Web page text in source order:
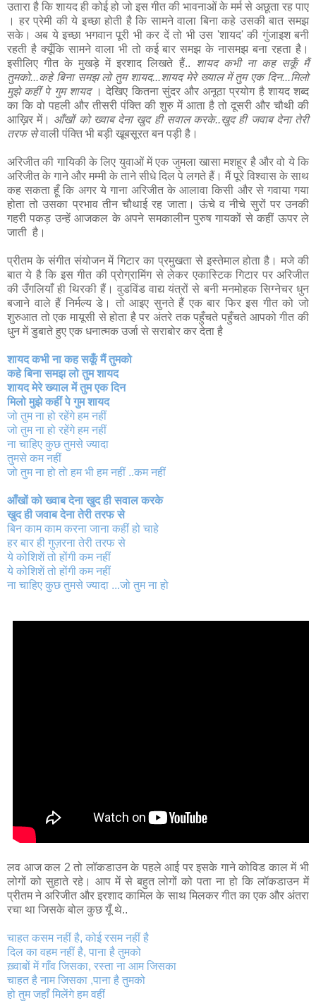
उतारा है कि शायद ही कोई हो जो इस गीत की भावनाओं के मर्म से अछूता रह पाए
। हर प्रेमी की ये इच्छा होती है कि सामने वाला बिना कहे उसकी बात समझ
सके। अब ये इच्छा भगवान पूरी भी कर दें तो भी उस 'शायद' की गुंजाइश बनी
रहती है क्यूँकि सामने वाला भी तो कई बार समझ के नासमझ बना रहता है।
इसीलिए गीत के मुखड़े में इरशाद लिखते हैं.. शायद कभी ना कह सकूँ मैं
तुमको...कहे बिना समझ लो तुम शायद...शायद मेरे ख्याल में तुम एक दिन...मिलो
मुझे कहीं पे गुम शायद। देखिए कितना सुंदर और अनूठा प्रयोग है शायद शब्द
का कि वो पहली और तीसरी पंक्ति की शुरु में आता है तो दूसरी और चौथी की
आख़िर में। आँखों को ख्वाब देना खुद ही सवाल करके..खुद ही जवाब देना तेरी
तरफ सेवाली पंक्ति भी बड़ी खूबसूरत बन पड़ी है।
अरिजीत की गायिकी के लिए युवाओं में एक जुमला खासा मशहूर है और वो ये कि
अरिजीत के गाने और मम्मी के ताने सीधे दिल पे लगते हैं। मैं पूरे विश्वास के साथ
कह सकता हूँ कि अगर ये गाना अरिजीत के आलावा किसी और से गवाया गया
होता तो उसका प्रभाव तीन चौथाई रह जाता। ऊंचे व नीचे सुरों पर उनकी
गहरी पकड़ उन्हें आजकल के अपने समकालीन पुरुष गायकों से कहीं ऊपर ले
जाती है।
प्रीतम के संगीत संयोजन में गिटार का प्रमुखता से इस्तेमाल होता है। मजे की
बात ये है कि इस गीत की प्रोग्रामिंग से लेकर एकास्टिक गिटार पर अरिजीत
की उँगलियाँ ही थिरकी हैं। वुडविंड वाद्य यंत्रों से बनी मनमोहक सिग्नेचर धुन
बजाने वाले हैं निर्मल्य डे। तो आइए सुनते हैं एक बार फिर इस गीत को जो
शुरुआत तो एक मायूसी से होता है पर अंतरे तक पहुँचते पहुँचते आपको गीत की
धुन में डुबाते हुए एक धनात्मक उर्जा से सराबोर कर देता है
शायद कभी ना कह सकूँ मैं तुमको
कहे बिना समझ लो तुम शायद
शायद मेरे ख्याल में तुम एक दिन
मिलो मुझे कहीं पे गुम शायद
जो तुम ना हो रहेंगे हम नहीं
जो तुम ना हो रहेंगे हम नहीं
ना चाहिए कुछ तुमसे ज्यादा
तुमसे कम नहीं
जो तुम ना हो तो हम भी हम नहीं ..कम नहीं
आँखों को ख्वाब देना खुद ही सवाल करके
खुद ही जवाब देना तेरी तरफ से
बिन काम काम करना जाना कहीं हो चाहे
हर बार ही गुज़रना तेरी तरफ से
ये कोशिशें तो होंगी कम नहीं
ये कोशिशें तो होंगी कम नहीं
ना चाहिए कुछ तुमसे ज्यादा ...जो तुम ना हो
लव आज कल 2 तो लॉकडाउन के पहले आई पर इसके गाने कोविड काल में भी
लोगों को सुहाते रहे। आप में से बहुत लोगों को पता ना हो कि लॉकडाउन में
प्रीतम ने अरिजीत और इरशाद कामिल के साथ मिलकर गीत का एक और अंतरा
रचा था जिसके बोल कुछ यूँ थे..
चाहत कसम नहीं है, कोई रसम नहीं है
दिल का वहम नहीं है, पाना है तुमको
ख़्वाबों में गाँव जिसका, रस्ता ना आम जिसका
चाहत है नाम जिसका ,पाना है तुमको
हो तुम जहाँ मिलेंगे हम वहीं